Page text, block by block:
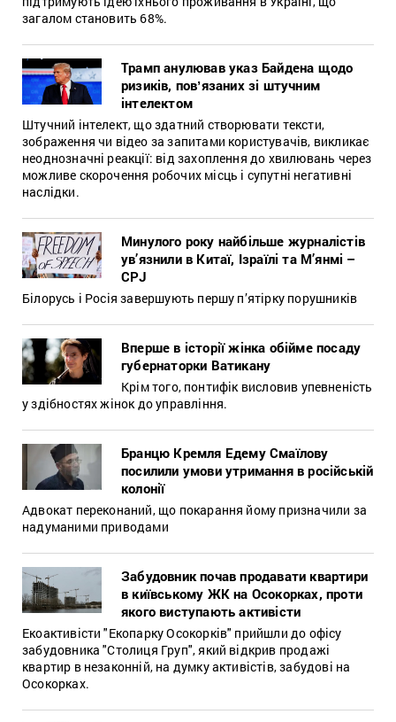
загалом становить 68%.
Трамп анулював указ Байдена щодо
ризиків, повʼязаних зі штучним
інтелектом
Штучний інтелект, що здатний створювати тексти,
зображення чи відео за запитами користувачів, викликає
неоднозначні реакції: від захоплення до хвилювань через
можливе скорочення робочих місць і супутні негативні
наслідки.
Минулого року найбільше журналістів
ув’язнили в Китаї, Ізраїлі та М’янмі –
CPJ
Білорусь і Росія завершують першу п’ятірку порушників
Вперше в історії жінка обійме посаду
губернаторки Ватикану
Крім того, понтифік висловив упевненість
у здібностях жінок до управління.
Бранцю Кремля Едему Смаїлову
посилили умови утримання в російській
колонії
Адвокат переконаний, що покарання йому призначили за
надуманими приводами
Забудовник почав продавати квартири
в київському ЖК на Осокорках, проти
якого виступають активісти
Екоактивісти "Екопарку Осокорків" прийшли до офісу
забудовника "Столиця Груп", який відкрив продажі
квартир в незаконній, на думку активістів, забудові на
Осокорках.